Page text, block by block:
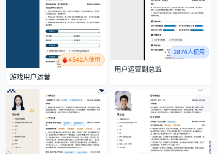
4542人使用
游戏用户运营
2874人使用
用户运营副总监